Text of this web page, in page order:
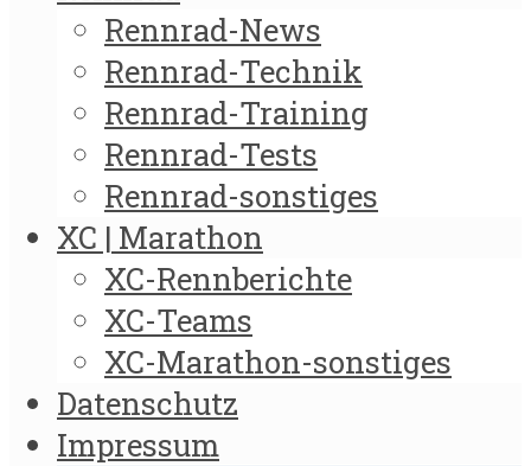
Rennrad-News
Rennrad-Technik
Rennrad-Training
Rennrad-Tests
Rennrad-sonstiges
XC | Marathon
XC-Rennberichte
XC-Teams
XC-Marathon-sonstiges
Datenschutz
Impressum